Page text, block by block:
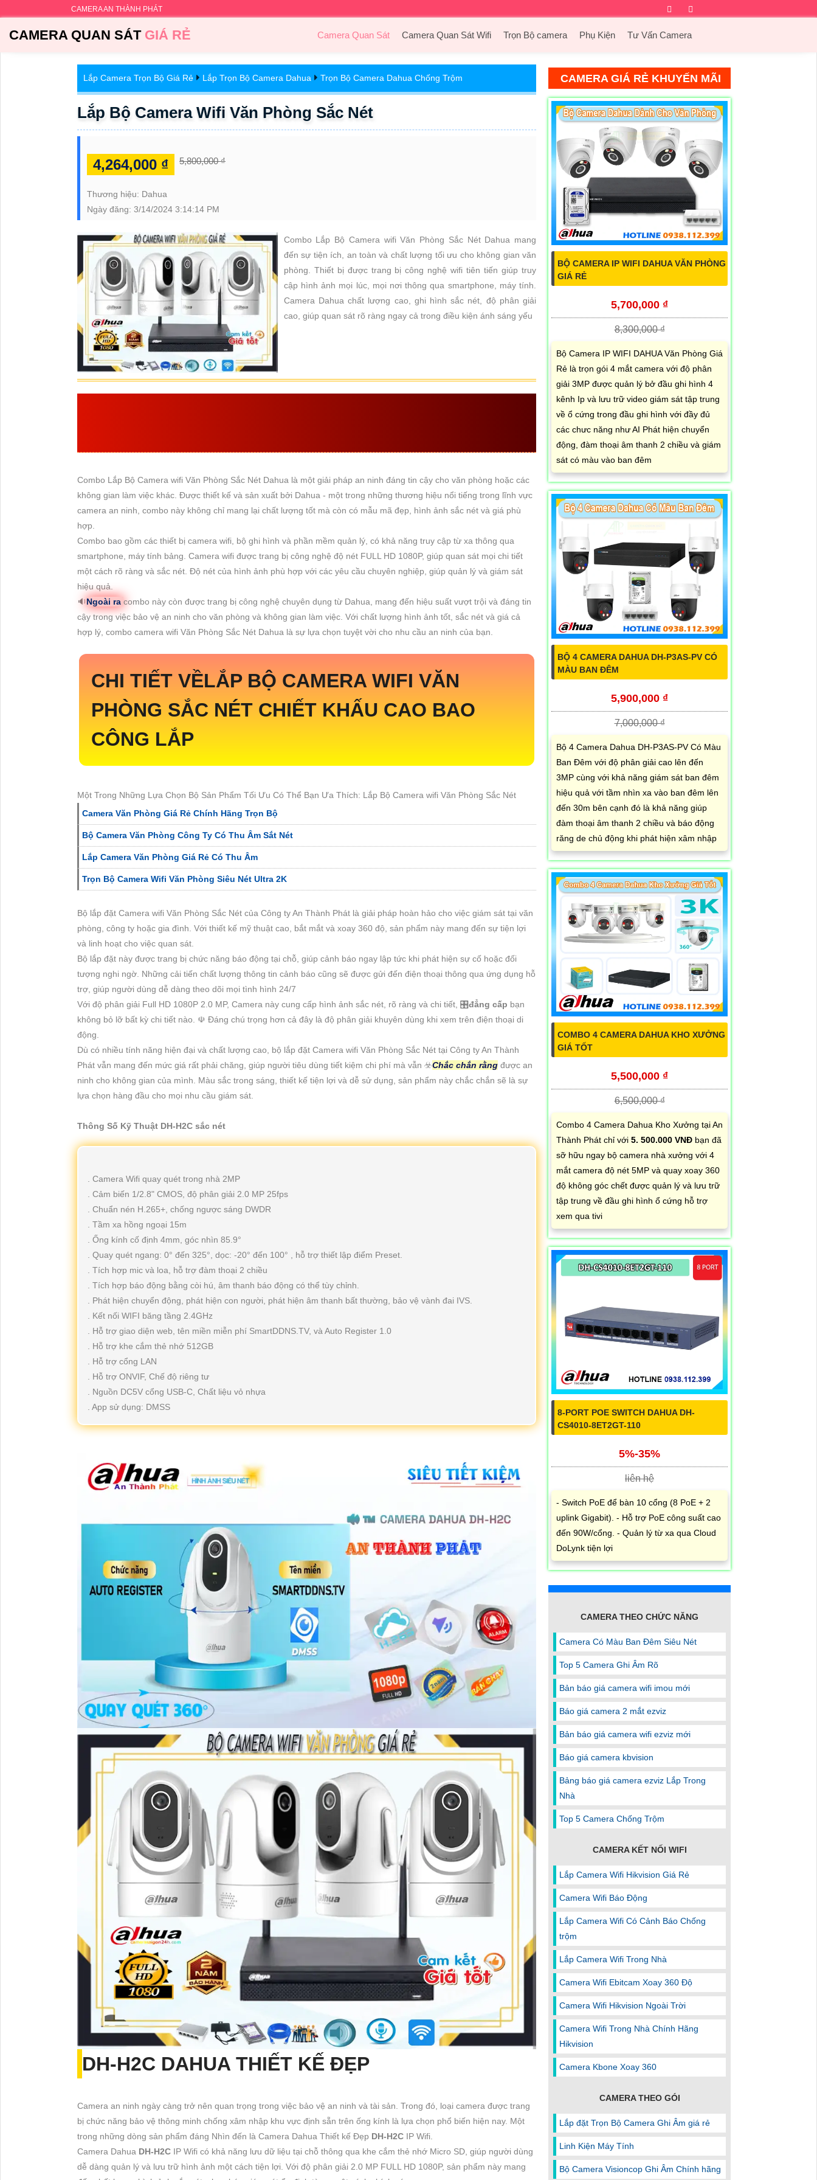
CAMERA AN THÀNH PHÁT Facebook
CAMERA QUAN SÁTGIÁ RẺ Camera Quan Sát Camera Quan Sát Wifi Trọn Bộ camera Phụ Kiện Tư Vấn Camera
Lắp Camera Trọn Bộ Giá Rẻ Lắp Trọn Bộ Camera Dahua Trọn Bộ Camera Dahua Chống Trộm
Lắp Bộ Camera Wifi Văn Phòng Sắc Nét
4,264,000 ₫ 5,800,000 ₫
Thương hiệu: Dahua
Ngày đăng: 3/14/2024 3:14:14 PM
Combo Lắp Bộ Camera wifi Văn Phòng Sắc Nét Dahua mang
đến sự tiện ích, an toàn và chất lượng tối ưu cho không gian văn
phòng. Thiết bị được trang bị công nghệ wifi tiên tiến giúp truy
cập hình ảnh mọi lúc, mọi nơi thông qua smartphone, máy tính.
Camera Dahua chất lượng cao, ghi hình sắc nét, độ phân giải
cao, giúp quan sát rõ ràng ngay cả trong điều kiện ánh sáng yếu
Combo Lắp Bộ Camera wifi Văn Phòng Sắc Nét Dahua là một giải pháp an ninh đáng tin cậy cho văn phòng hoặc các
không gian làm việc khác. Được thiết kế và sản xuất bởi Dahua - một trong những thương hiệu nổi tiếng trong lĩnh vực
camera an ninh, combo này không chỉ mang lại chất lượng tốt mà còn có mẫu mã đẹp, hình ảnh sắc nét và giá phù
hợp.
Combo bao gồm các thiết bị camera wifi, bộ ghi hình và phần mềm quản lý, có khả năng truy cập từ xa thông qua
smartphone, máy tính bảng. Camera wifi được trang bị công nghệ độ nét FULL HD 1080P, giúp quan sát mọi chi tiết
một cách rõ ràng và sắc nét. Độ nét của hình ảnh phù hợp với các yêu cầu chuyên nghiệp, giúp quản lý và giám sát
hiệu quả.
🔉Ngoài ra combo này còn được trang bị công nghệ chuyên dụng từ Dahua, mang đến hiệu suất vượt trội và đáng tin
cậy trong việc bảo vệ an ninh cho văn phòng và không gian làm việc. Với chất lượng hình ảnh tốt, sắc nét và giá cả
hợp lý, combo camera wifi Văn Phòng Sắc Nét Dahua là sự lựa chọn tuyệt vời cho nhu cầu an ninh của bạn.
CHI TIẾT VỀLẮP BỘ CAMERA WIFI VĂN
PHÒNG SẮC NÉT CHIẾT KHẤU CAO BAO
CÔNG LẮP
Một Trong Những Lựa Chọn Bộ Sản Phẩm Tối Ưu Có Thể Bạn Ưa Thích: Lắp Bộ Camera wifi Văn Phòng Sắc Nét
Camera Văn Phòng Giá Rẻ Chính Hãng Trọn Bộ
Bộ Camera Văn Phòng Công Ty Có Thu Âm Sắt Nét
Lắp Camera Văn Phòng Giá Rẻ Có Thu Âm
Trọn Bộ Camera Wifi Văn Phòng Siêu Nét Ultra 2K
Bộ lắp đặt Camera wifi Văn Phòng Sắc Nét của Công ty An Thành Phát là giải pháp hoàn hảo cho việc giám sát tại văn
phòng, công ty hoặc gia đình. Với thiết kế mỹ thuật cao, bắt mắt và xoay 360 độ, sản phẩm này mang đến sự tiện lợi
và linh hoạt cho việc quan sát.
Bộ lắp đặt này được trang bị chức năng báo động tại chỗ, giúp cảnh báo ngay lập tức khi phát hiện sự cố hoặc đối
tượng nghi ngờ. Những cải tiến chất lượng thông tin cảnh báo cũng sẽ được gửi đến điện thoại thông qua ứng dụng hỗ
trợ, giúp người dùng dễ dàng theo dõi mọi tình hình 24/7
Với độ phân giải Full HD 1080P 2.0 MP, Camera này cung cấp hình ảnh sắc nét, rõ ràng và chi tiết, 🎛đẳng cấp bạn
không bỏ lỡ bất kỳ chi tiết nào. ☫ Đáng chú trọng hơn cả đây là độ phân giải khuyên dùng khi xem trên điện thoại di
động.
Dù có nhiều tính năng hiện đại và chất lượng cao, bộ lắp đặt Camera wifi Văn Phòng Sắc Nét tại Công ty An Thành
Phát vẫn mang đến mức giá rất phải chăng, giúp người tiêu dùng tiết kiệm chi phí mà vẫn ☣️Chắc chắn rằng được an
ninh cho không gian của mình. Màu sắc trong sáng, thiết kế tiện lợi và dễ sử dụng, sản phẩm này chắc chắn sẽ là sự
lựa chọn hàng đầu cho mọi nhu cầu giám sát.
Thông Số Kỹ Thuật DH-H2C sắc nét
. Camera Wifi quay quét trong nhà 2MP
. Cảm biến 1/2.8" CMOS, độ phân giải 2.0 MP 25fps
. Chuẩn nén H.265+, chống ngược sáng DWDR
. Tầm xa hồng ngoại 15m
. Ống kính cố định 4mm, góc nhìn 85.9°
. Quay quét ngang: 0° đến 325°, dọc: -20° đến 100° , hỗ trợ thiết lập điểm Preset.
. Tích hợp mic và loa, hỗ trợ đàm thoại 2 chiều
. Tích hợp báo động bằng còi hú, âm thanh báo động có thể tùy chỉnh.
. Phát hiện chuyển động, phát hiện con người, phát hiện âm thanh bất thường, bảo vệ vành đai IVS.
. Kết nối WIFI băng tầng 2.4GHz
. Hỗ trợ giao diện web, tên miền miễn phí SmartDDNS.TV, và Auto Register 1.0
. Hỗ trợ khe cắm thẻ nhớ 512GB
. Hỗ trợ cổng LAN
. Hỗ trợ ONVIF, Chế độ riêng tư
. Nguồn DC5V cổng USB-C, Chất liệu vỏ nhựa
. App sử dụng: DMSS
DH-H2C DAHUA THIẾT KẾ ĐẸP
Camera an ninh ngày càng trở nên quan trọng trong việc bảo vệ an ninh và tài sản. Trong đó, loại camera được trang
bị chức năng bảo vệ thông minh chống xâm nhập khu vực định sẵn trên ống kính là lựa chọn phổ biến hiện nay. Một
trong những dòng sản phẩm đáng Nhìn đến là Camera Dahua Thiết kế Đẹp DH-H2C IP Wifi.
Camera Dahua DH-H2C IP Wifi có khả năng lưu dữ liệu tại chỗ thông qua khe cắm thẻ nhớ Micro SD, giúp người dùng
dễ dàng quản lý và lưu trữ hình ảnh một cách tiện lợi. Với độ phân giải 2.0 MP FULL HD 1080P, sản phẩm này mang
CAMERA GIÁ RẺ KHUYẾN MÃI
BỘ CAMERA IP WIFI DAHUA VĂN PHÒNG
GIÁ RẺ
5,700,000 ₫
8,300,000 ₫
Bộ Camera IP WIFI DAHUA Văn Phòng Giá
Rẻ là trọn gói 4 mắt camera với độ phân
giải 3MP được quản lý bở đầu ghi hình 4
kênh Ip và lưu trữ video giám sát tập trung
về ổ cứng trong đầu ghi hình với đầy đủ
các chưc năng như AI Phát hiện chuyển
động, đàm thoại âm thanh 2 chiều và giám
sát có màu vào ban đêm
BỘ 4 CAMERA DAHUA DH-P3AS-PV CÓ
MÀU BAN ĐÊM
5,900,000 ₫
7,000,000 ₫
Bộ 4 Camera Dahua DH-P3AS-PV Có Màu
Ban Đêm với độ phân giải cao lên đến
3MP cùng với khả năng giám sát ban đêm
hiệu quả với tầm nhìn xa vào ban đêm lên
đến 30m bên cạnh đó là khả năng giúp
đàm thoại âm thanh 2 chiều và báo động
răng de chủ động khi phát hiện xâm nhập
COMBO 4 CAMERA DAHUA KHO XƯỞNG
GIÁ TỐT
5,500,000 ₫
6,500,000 ₫
Combo 4 Camera Dahua Kho Xưởng tại An
Thành Phát chỉ với 5. 500.000 VNĐ bạn đã
sỡ hữu ngay bộ camera nhà xưởng với 4
mắt camera độ nét 5MP và quay xoay 360
độ không góc chết được quản lý và lưu trữ
tập trung về đầu ghi hình ổ cứng hỗ trợ
xem qua tivi
8-PORT POE SWITCH DAHUA DH-
CS4010-8ET2GT-110
5%-35%
liên hệ
- Switch PoE để bàn 10 cổng (8 PoE + 2
uplink Gigabit). - Hỗ trợ PoE công suất cao
đến 90W/cổng. - Quản lý từ xa qua Cloud
DoLynk tiện lợi
CAMERA THEO CHỨC NĂNG
Camera Có Màu Ban Đêm Siêu Nét
Top 5 Camera Ghi Âm Rõ
Bản báo giá camera wifi imou mới
Báo giá camera 2 mắt ezviz
Bản báo giá camera wifi ezviz mới
Báo giá camera kbvision
Bảng báo giá camera ezviz Lắp Trong
Nhà
Top 5 Camera Chống Trộm
CAMERA KẾT NỐI WIFI
Lắp Camera Wifi Hikvision Giá Rẻ
Camera Wifi Báo Động
Lắp Camera Wifi Có Cảnh Báo Chống
trộm
Lắp Camera Wifi Trong Nhà
Camera Wifi Ebitcam Xoay 360 Độ
Camera Wifi Hikvision Ngoài Trời
Camera Wifi Trong Nhà Chính Hãng
Hikvision
Camera Kbone Xoay 360
CAMERA THEO GÓI
Lắp đặt Trọn Bộ Camera Ghi Âm giá rẻ
Linh Kiện Máy Tính
Bộ Camera Visioncop Ghi Âm Chính hãng